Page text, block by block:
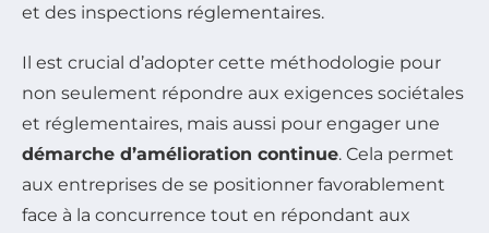
et des inspections réglementaires.
Il est crucial d’adopter cette méthodologie pour
non seulement répondre aux exigences sociétales
et réglementaires, mais aussi pour engager une
démarche d’amélioration continue. Cela permet
aux entreprises de se positionner favorablement
face à la concurrence tout en répondant aux